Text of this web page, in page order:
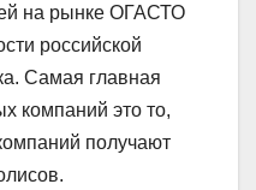
на рынке ОГАСТО
российской
Самая главная
компаний это то,
получают